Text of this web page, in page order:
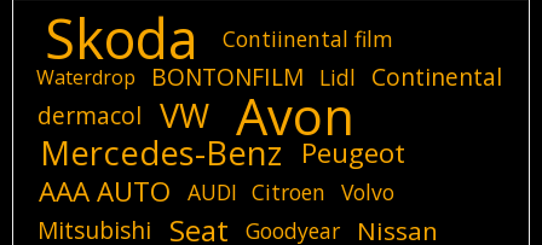
Skoda Contiinental film
Waterdrop BONTONFILM Lidl
Continental
dermacol
VW Avon
Mercedes-Benz
Peugeot
AAA AUTO
AUDI Citroen Volvo
Mitsubishi Seat Goodyear Nissan